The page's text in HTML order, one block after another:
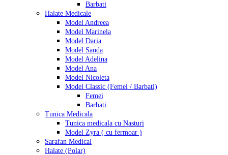
Barbati
Halate Medicale
Model Andreea
Model Marinela
Model Daria
Model Sanda
Model Adelina
Model Ana
Model Nicoleta
Model Classic (Femei / Barbati)
Femei
Barbati
Tunica Medicala
Tunica medicala cu Nasturi
Model Zyra ( cu fermoar )
Sarafan Medical
Halate (Polar)